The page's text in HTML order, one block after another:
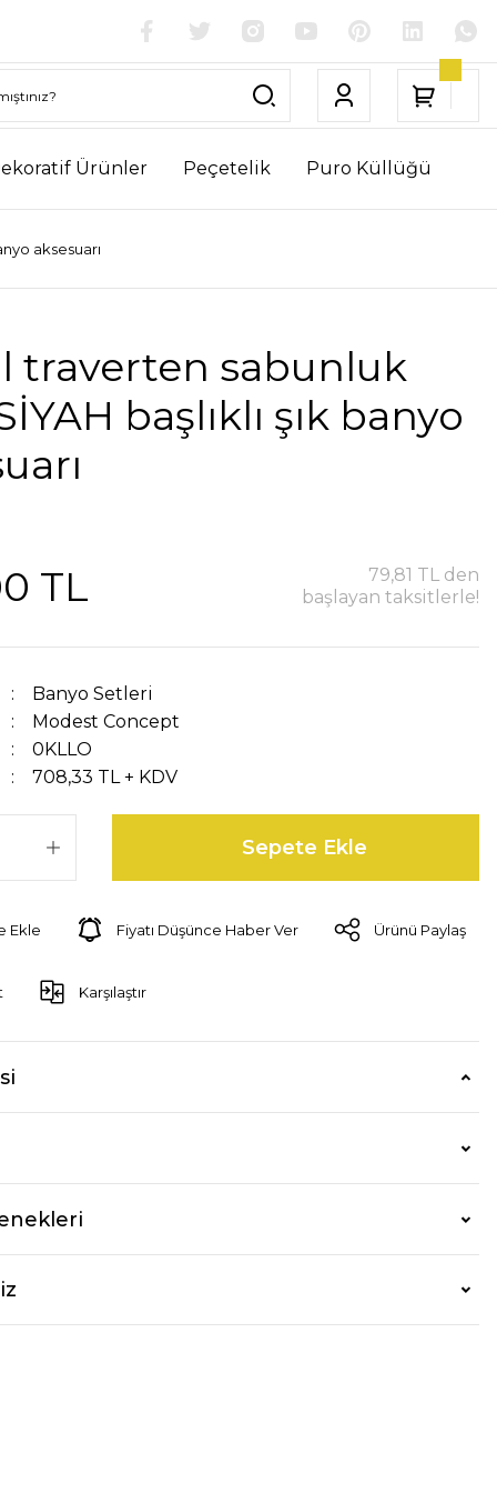
Ürünler Peçetelik Puro Küllüğü
aksesuarı
traverten sabunluk
başlıklı şık banyo
TL
79,81 TL den
başlayan taksitlerle!
Banyo Setleri
Modest Concept
0KLLO
708,33 TL + KDV
Sepete Ekle
Fiyatı Düşünce Haber Ver Ürünü Paylaş
Karşılaştır